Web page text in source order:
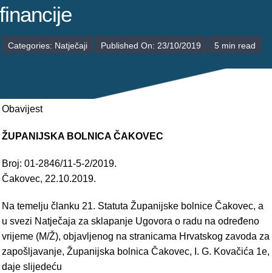
PALIJATIVNA SKRB
Categories: Natječaji Published On: 23/10/2019 5 min read
Obavijest
ŽUPANIJSKA BOLNICA ČAKOVEC
Broj: 01-2846/11-5-2/2019.
Čakovec, 22.10.2019.
Na temelju članku 21. Statuta Županijske bolnice Čakovec, a
u svezi Natječaja za sklapanje Ugovora o radu na određeno
vrijeme (M/Ž), objavljenog na stranicama Hrvatskog zavoda za
zapošljavanje, Županijska bolnica Čakovec, I. G. Kovačića 1e,
daje slijedeću